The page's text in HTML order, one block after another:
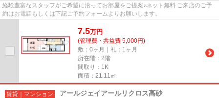
経験豊富なスタッフがご希望に沿ってお部屋をご提案♪ネット無料 ご来店のご予
約はお電話もしくは下記ご予約フォームよりお願いします。
7.5万円
(管理費・共益費 5,000円)
敷：0ヶ月｜礼：1ヶ月
所在階：2階
間取り：1K
面積：21.11㎡
賃貸｜マンション アールジェイアールリクロス高砂